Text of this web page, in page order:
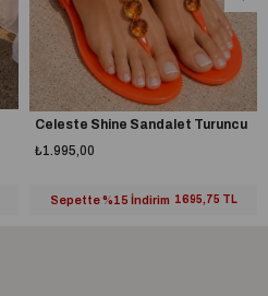
Celeste Shine Sandalet Turuncu
₺1.995,00
Sepette %15 İndirim 1695,75 TL